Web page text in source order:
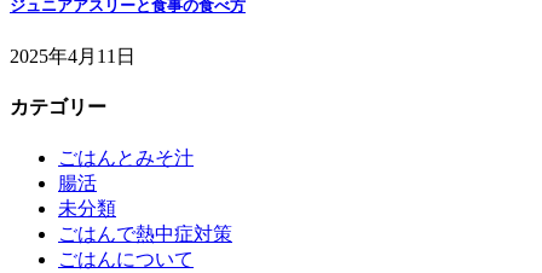
ジュニアアスリーと食事の食べ方
2025年4月11日
カテゴリー
ごはんとみそ汁
腸活
未分類
ごはんで熱中症対策
ごはんについて